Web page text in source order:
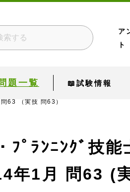
ア
ト
題一覧 📖試験情報
問63 （実技 問63）
ﾌﾟﾗﾝﾆﾝｸﾞ技
年1月
問63 (